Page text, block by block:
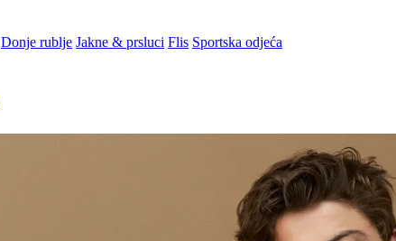
Donje rublje Jakne & prsluci Flis Sportska odjeća